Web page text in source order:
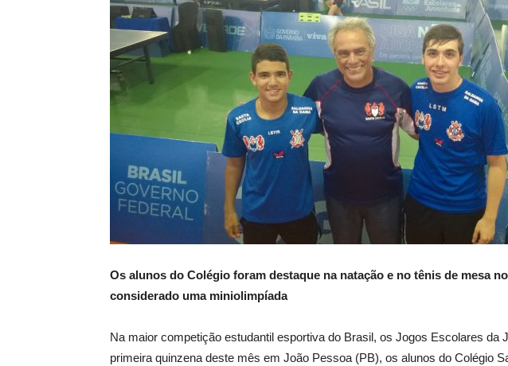
Os alunos do Colégio foram destaque na natação e no tênis de mesa
considerado uma miniolimpíada
Na maior competição estudantil esportiva do Brasil, os Jogos Escolares da
primeira quinzena deste mês em João Pessoa (PB), os alunos do Colégio